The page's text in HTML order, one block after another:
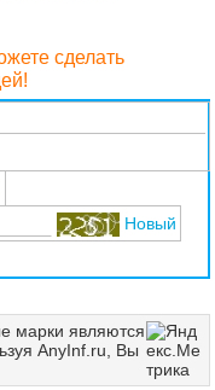
сделать
Новый
марки являются
AnyInf.ru, Вы